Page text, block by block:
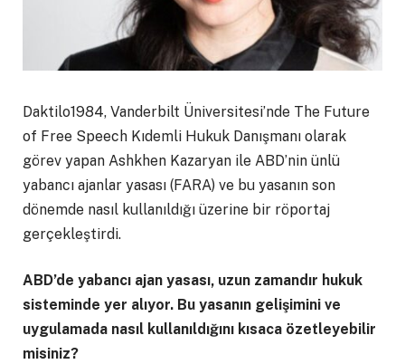
Daktilo1984, Vanderbilt Üniversitesi’nde The Future
of Free Speech Kıdemli Hukuk Danışmanı olarak
görev yapan Ashkhen Kazaryan ile ABD’nin ünlü
yabancı ajanlar yasası (FARA) ve bu yasanın son
dönemde nasıl kullanıldığı üzerine bir röportaj
gerçekleştirdi.
ABD’de yabancı ajan yasası, uzun zamandır hukuk
sisteminde yer alıyor. Bu yasanın gelişimini ve
uygulamada nasıl kullanıldığını kısaca özetleyebilir
misiniz?